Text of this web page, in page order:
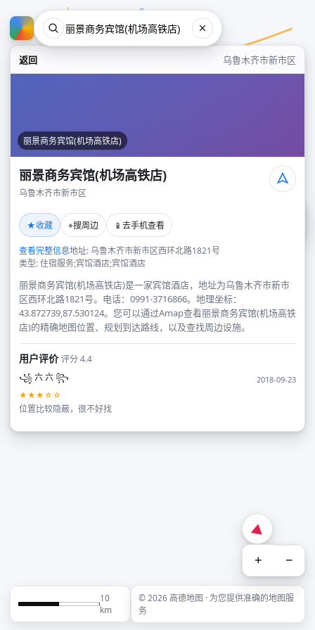
返回 乌鲁木齐市新市区
丽景商务宾馆(机场高铁店)
丽景商务宾馆(机场高铁店)
乌鲁木齐市新市区
★收藏 ⌖搜周边 📱 去手机查看
查看完整信息地址: 乌鲁木齐市新市区西环北路1821号
类型: 住宿服务;宾馆酒店;宾馆酒店
丽景商务宾馆(机场高铁店)是一家宾馆酒店，地址为乌鲁木齐市新市
区西环北路1821号。电话：0991-3716866。地理坐标：
43.872739,87.530124。您可以通过Amap查看丽景商务宾馆(机场高铁
店)的精确地图位置、规划到达路线，以及查找周边设施。
用户评价评分 4.4
꧁ 六 六 ꧂
2018-09-23
★★★☆☆
位置比较隐蔽，很不好找
+ −
10
km
© 2026 高德地图 · 为您提供准确的地图服
务